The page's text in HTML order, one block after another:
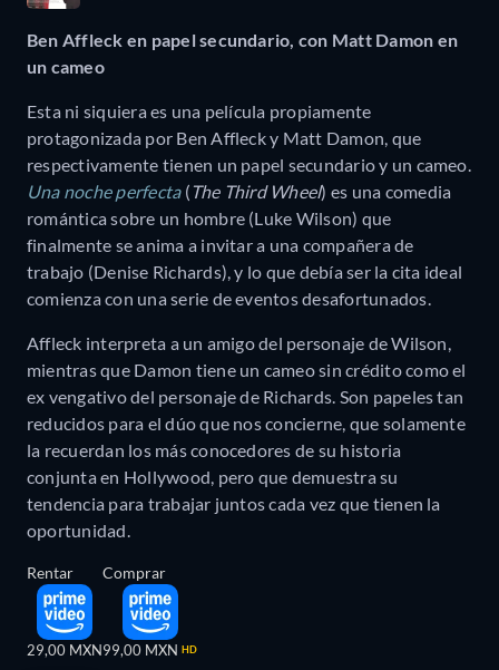
Ben Affleck en papel secundario, con Matt Damon en
un cameo
Esta ni siquiera es una película propiamente
protagonizada por Ben Affleck y Matt Damon, que
respectivamente tienen un papel secundario y un cameo.
Una noche perfecta( The Third Wheel) es una comedia
romántica sobre un hombre (Luke Wilson) que
finalmente se anima a invitar a una compañera de
trabajo (Denise Richards), y lo que debía ser la cita ideal
comienza con una serie de eventos desafortunados.
Affleck interpreta a un amigo del personaje de Wilson,
mientras que Damon tiene un cameo sin crédito como el
ex vengativo del personaje de Richards. Son papeles tan
reducidos para el dúo que nos concierne, que solamente
la recuerdan los más conocedores de su historia
conjunta en Hollywood, pero que demuestra su
tendencia para trabajar juntos cada vez que tienen la
oportunidad.
Rentar
29,00 MXN
Comprar
99,00 MXN HD